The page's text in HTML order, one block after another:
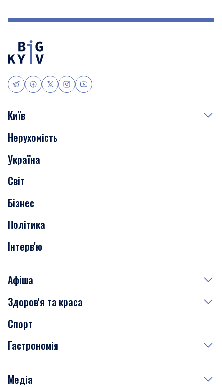
Київ
Події
Скандали
Нерухомість
Транспорт
Нерухомість
Україна
Світ
Бізнес
Політика
Інтерв'ю
Афіша
Сьогодні
Завтра
Субота
Здоров'я та краса
Медицина
Краса
Спорт
Гастрономія
Рецепти
Медіа